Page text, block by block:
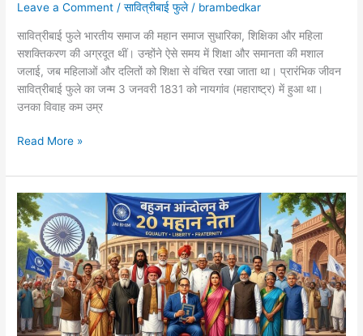
Leave a Comment /सावित्रीबाई फुले/ brambedkar
सावित्रीबाई फुले भारतीय समाज की महान समाज सुधारिका, शिक्षिका और महिला
सशक्तिकरण की अग्रदूत थीं। उन्होंने ऐसे समय में शिक्षा और समानता की मशाल
जलाई, जब महिलाओं और दलितों को शिक्षा से वंचित रखा जाता था। प्रारंभिक जीवन
सावित्रीबाई फुले का जन्म 3 जनवरी 1831 को नायगांव (महाराष्ट्र) में हुआ था।
उनका विवाह कम उम्र
सावित्रीबाई
भारत
की
पहली
महिला
शिक्षिका
Read More »